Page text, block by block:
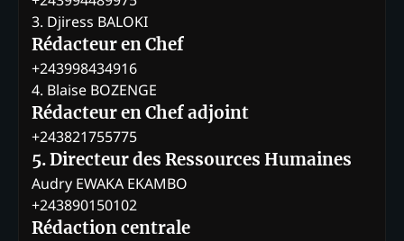
3. Djiress BALOKI
Rédacteur en Chef
+243998434916
4. Blaise BOZENGE
Rédacteur en Chef adjoint
+243821755775
5. Directeur des Ressources Humaines
Audry EWAKA EKAMBO
+243890150102
Rédaction centrale